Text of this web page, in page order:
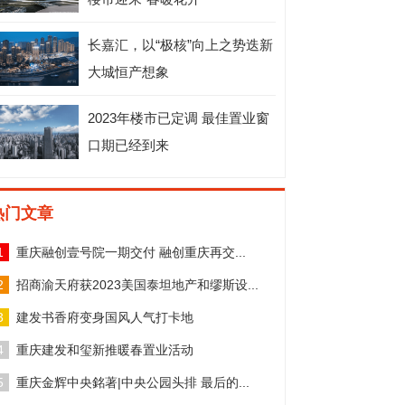
长嘉汇，以“极核”向上之势迭新
大城恒产想象
2023年楼市已定调 最佳置业窗
口期已经到来
门文章
重庆融创壹号院一期交付 融创重庆再交...
招商渝天府获2023美国泰坦地产和缪斯设...
建发书香府变身国风人气打卡地
重庆建发和玺新推暖春置业活动
重庆金辉中央銘著|中央公园头排 最后的...